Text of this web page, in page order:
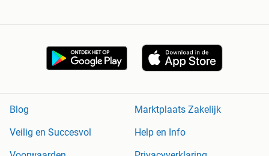
Blog
Marktplaats Zakelijk
Veilig en Succesvol
Help en Info